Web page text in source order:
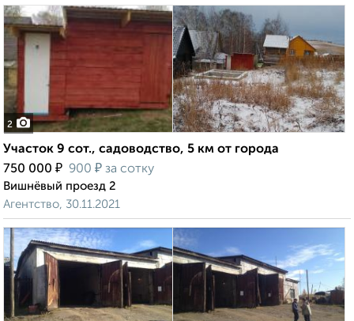
2
Участок 9 сот., садоводство, 5 км от города
750 000 ₽ 900 ₽ за сотку
Вишнёвый проезд 2
Агентство, 30.11.2021